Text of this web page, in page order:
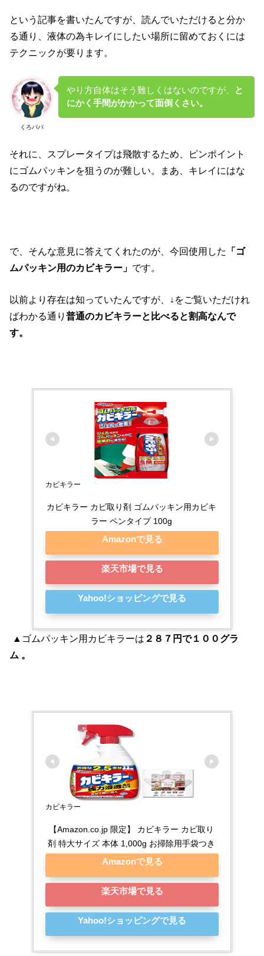
という記事を書いたんですが、読んでいただけると分か
る通り、液体の為キレイにしたい場所に留めておくには
テクニックが要ります。
くろパパ
やり方自体はそう難しくはないのですが、
と
にかく手間がかかって面倒くさい。
それに、スプレータイプは飛散するため、ピンポイント
にゴムパッキンを狙うのが難しい。まあ、キレイにはな
るのですがね。
で、そんな意見に答えてくれたのが、今回使用した
「ゴ
ムパッキン用のカビキラー」 です。
以前より存在は知っていたんですが、↓をご覧いただけれ
ばわかる通り普通のカビキラーと比べると割高なんで
す。
カビキラー
カビキラー カビ取り剤 ゴムパッキン用カビキ
ラー ペンタイプ 100g
Amazonで見る
楽天市場で見る
Yahoo!ショッピングで見る
▲ゴムパッキン用カビキラーは ２８７円で１００グラ
ム 。
カビキラー
【Amazon.co.jp 限定】 カビキラー カビ取り
剤 特大サイズ 本体 1,000g お掃除用手袋つき
Amazonで見る
楽天市場で見る
Yahoo!ショッピングで見る